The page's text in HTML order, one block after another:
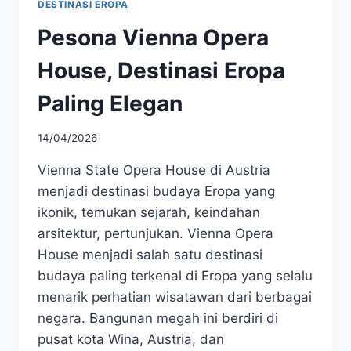
DESTINASI EROPA
Pesona Vienna Opera
House, Destinasi Eropa
Paling Elegan
14/04/2026
Vienna State Opera House di Austria
menjadi destinasi budaya Eropa yang
ikonik, temukan sejarah, keindahan
arsitektur, pertunjukan. Vienna Opera
House menjadi salah satu destinasi
budaya paling terkenal di Eropa yang selalu
menarik perhatian wisatawan dari berbagai
negara. Bangunan megah ini berdiri di
pusat kota Wina, Austria, dan